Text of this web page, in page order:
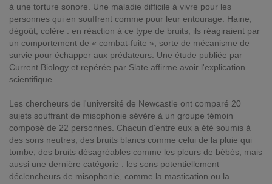
à une torture sonore. Une maladie difficile à vivre pour les
personnes qui en souffrent comme pour leur entourage. Haine,
dégoût, colère : en réaction à ce type de bruits, ils réagiraient par
un comportement de « combat-fuite », sorte de mécanisme de
survie pour échapper aux prédateurs. Une étude publiée par
Current Biology et repérée par Slate affirme avoir l'explication
scientifique.
Les chercheurs de l'université de Newcastle ont comparé 20
sujets souffrant de misophonie sévère à un groupe témoin
composé de 22 personnes. Chacun d'entre eux a été soumis à
des sons neutres, des bruits blancs comme celui de la pluie qui
tombe, des bruits désagréables comme les pleurs de bébés, mais
aussi une dernière catégorie : les sons potentiellement
déclencheurs de misophonie, comme la mastication ou la